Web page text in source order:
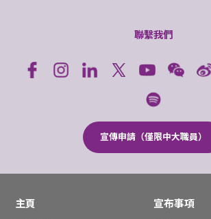
聯繫我們
宣傳申請（僅限中大職員）
主頁
宣布事項